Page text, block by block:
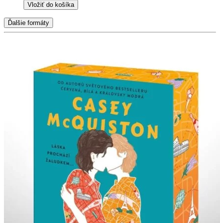
Vložiť do košíka
Ďalšie formáty